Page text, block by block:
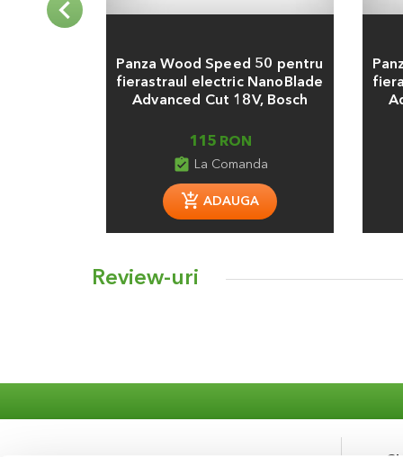
Panza Wood Speed 50 pentru
fierastraul electric NanoBlade
Advanced Cut 18V, Bosch
115 RON
assignment_turned_in La Comanda
ADAUGA
Review-uri